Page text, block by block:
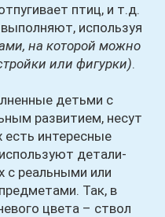
птиц, и т.д.
используя
на которой можно
или фигурки).
детьми с
развитием, несут
есть интересные
детали-
с реальными или
Так, в
цвета – ствол